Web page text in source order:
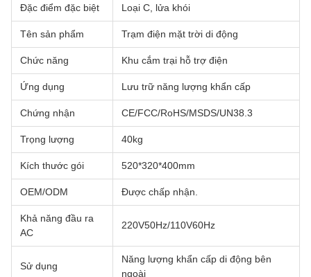
Đặc điểm đặc biệt Loại C, lửa khói
Tên sản phẩm Trạm điện mặt trời di động
Chức năng Khu cắm trại hỗ trợ điện
Ứng dụng Lưu trữ năng lượng khẩn cấp
Chứng nhận CE/FCC/RoHS/MSDS/UN38.3
Trọng lượng 40kg
Kích thước gói 520*320*400mm
OEM/ODM Được chấp nhận.
Khả năng đầu ra
AC
220V50Hz/110V60Hz
Sử dụng
Năng lượng khẩn cấp di động bên
ngoài